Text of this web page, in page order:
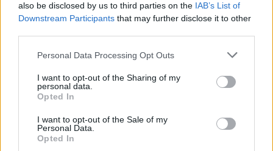
also be disclosed by us to third parties on the IAB’s List of
Downstream Participants that may further disclose it to other
Please note that this website/app uses one or more Google
not limited to your visit or usage behaviour. You may click to
grant or deny consent to Google and its third-party tags to
use your data for below specified purposes in below Google
consent section.
Personal Data Processing Opt Outs
I want to opt-out of the Sharing of my
personal data.
Opted In
I want to opt-out of the Sale of my
Personal Data.
Opted In
How Could I Show You The Beauty Of A Life In